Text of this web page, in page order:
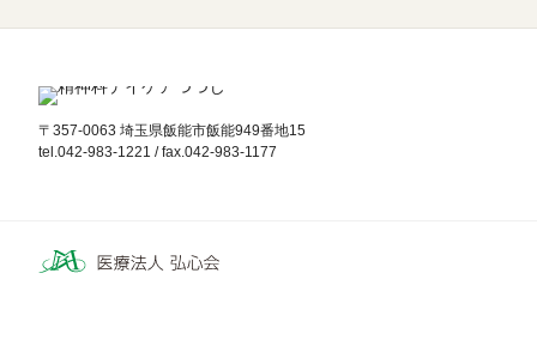
〒357-0063 埼玉県飯能市飯能949番地15
tel.042-983-1221 / fax.042-983-1177